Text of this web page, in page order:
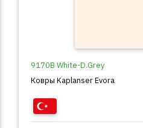
9170B White-D.Grey
Ковры Kaplanser Evora